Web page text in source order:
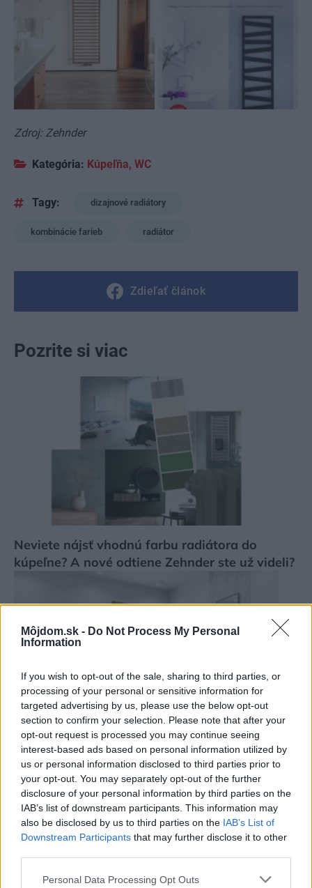
Môjdom.sk - Do Not Process My Personal
Information
If you wish to opt-out of the sale, sharing to third parties, or
processing of your personal or sensitive information for
targeted advertising by us, please use the below opt-out
section to confirm your selection. Please note that after your
opt-out request is processed you may continue seeing
interest-based ads based on personal information utilized by
us or personal information disclosed to third parties prior to
your opt-out. You may separately opt-out of the further
disclosure of your personal information by third parties on the
IAB’s list of downstream participants. This information may
also be disclosed by us to third parties on the IAB’s List of
Downstream Participants that may further disclose it to other
Please note that this website/app uses one or more Google
Personal Data Processing Opt Outs
Zdroj: Zehnder
Kategória: Kúpeľňa, WC
Tagy: dizajnové radiátory
kombinácie farieb radiátor
Zdieľať článok
Pozrite si viac
Neviete nájsť vhodnú farbu radiátora do
kúpeľne? A nové odtiene Zehnder ste už videli?
Estetické radiátory s technologickým
náskokom